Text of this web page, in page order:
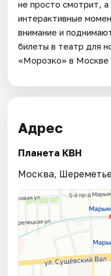
не просто смотрит,
интерактивные
внимание и
билеты в театр для
«Морозко» в Москве
Адрес
Планета КВН
Москва,